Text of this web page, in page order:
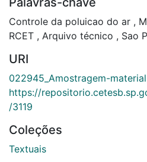
Controle da poluicao do ar ,
RCET , Arquivo técnico , Sao
URI
022945_Amostragem-
https://
/3119
Coleções
Textuais